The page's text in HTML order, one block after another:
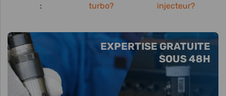
EXPERTISE GRATUITE
SOUS 48H
:
turbo?
injecteur?